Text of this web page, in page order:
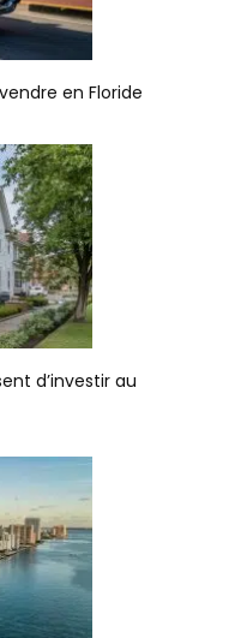
en Floride
d’investir au